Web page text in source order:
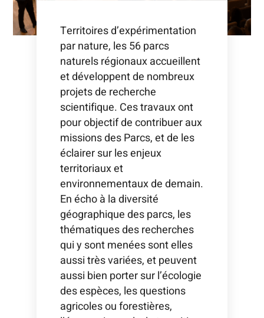
Territoires d’expérimentation
par nature, les 56 parcs
naturels régionaux accueillent
et développent de nombreux
projets de recherche
scientifique. Ces travaux ont
pour objectif de contribuer aux
missions des Parcs, et de les
éclairer sur les enjeux
territoriaux et
environnementaux de demain.
En écho à la diversité
géographique des parcs, les
thématiques des recherches
qui y sont menées sont elles
aussi très variées, et peuvent
aussi bien porter sur l’écologie
des espèces, les questions
agricoles ou forestières,